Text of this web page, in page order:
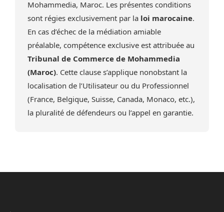
Mohammedia, Maroc. Les présentes conditions
sont régies exclusivement par la loi marocaine.
En cas d’échec de la médiation amiable
préalable, compétence exclusive est attribuée au
Tribunal de Commerce de Mohammedia
(Maroc). Cette clause s’applique nonobstant la
localisation de l’Utilisateur ou du Professionnel
(France, Belgique, Suisse, Canada, Monaco, etc.),
la pluralité de défendeurs ou l’appel en garantie.